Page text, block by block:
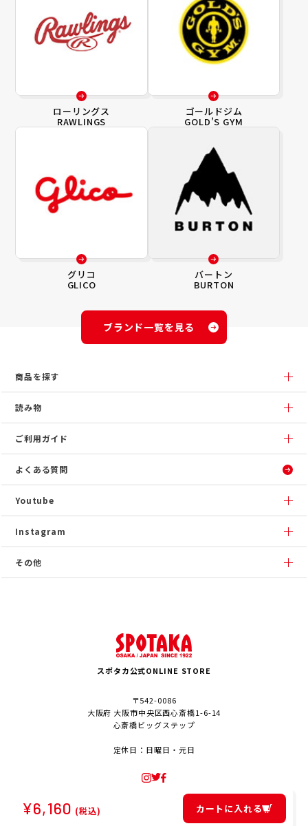
ローリングス
RAWLINGS
ゴールドジム
GOLD’S GYM
グリコ
GLICO
バートン
BURTON
ブランド一覧を見る
商品を探す
読み物
ご利用ガイド
よくある質問
Youtube
Instagram
その他
スポタカ公式ONLINE STORE
〒542-0086
大阪府 大阪市中央区西心斎橋1-6-14
心斎橋ビッグステップ
定休日：日曜日・元日
© SPOTAKA Corporation. All Rights Reserved.
¥6,160 (税込) カートに入れる